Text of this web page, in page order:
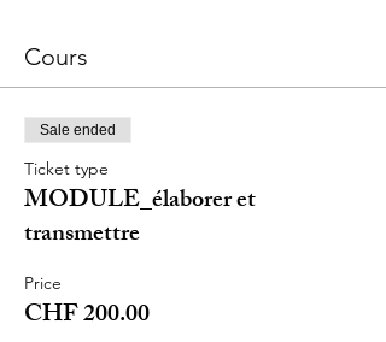
Cours
Sale ended
Ticket type
MODULE_élaborer et
transmettre
Price
CHF 200.00